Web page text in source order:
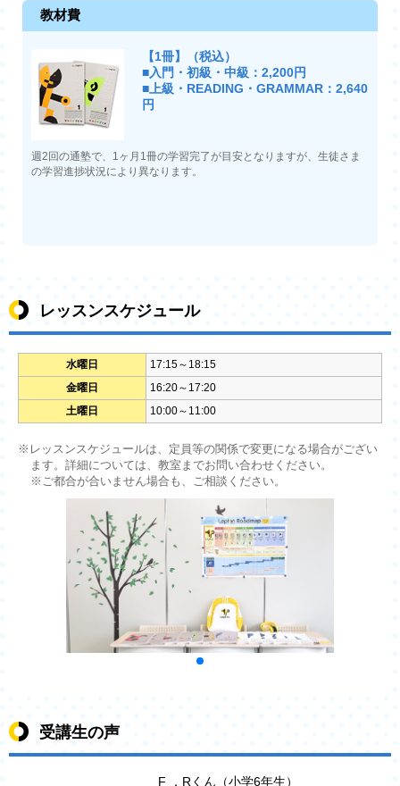
教材費
【1冊】（税込）
■入門・初級・中級：2,200円
■上級・READING・GRAMMAR：2,640
円
週2回の通塾で、1ヶ月1冊の学習完了が目安となりますが、生徒さま
の学習進捗状況により異なります。
レッスンスケジュール
水曜日
17:15～18:15
金曜日
16:20～17:20
土曜日
10:00～11:00
※レッスンスケジュールは、定員等の関係で変更になる場合がござい
ます。詳細については、教室までお問い合わせください。
※ご都合が合いません場合も、ご相談ください。
受講生の声
F ．Rくん（小学6年生）